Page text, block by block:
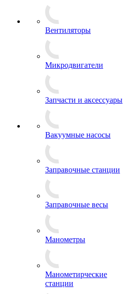
Вентиляторы
Микродвигатели
Запчасти и аксессуары
Вакуумные насосы
Заправочные станции
Заправочные весы
Манометры
Манометирческие
станции